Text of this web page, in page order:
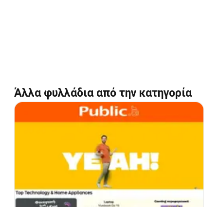
Άλλα φυλλάδια από την κατηγορία